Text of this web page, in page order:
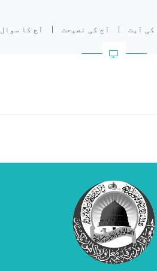
کی آیت | آج کی نصیحت | آج کا سوال